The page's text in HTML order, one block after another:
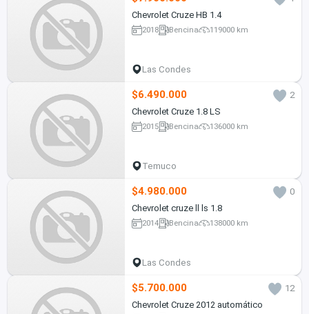
Chevrolet Cruze HB 1.4
2018 Bencina 119000 km
Las Condes
$6.490.000
2
Chevrolet Cruze 1.8 LS
2015 Bencina 136000 km
Temuco
$4.980.000
0
Chevrolet cruze ll ls 1.8
2014 Bencina 138000 km
Las Condes
$5.700.000
12
Chevrolet Cruze 2012 automático